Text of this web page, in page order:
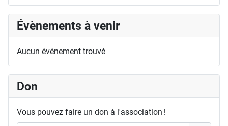
Évènements à venir
Aucun événement trouvé
Don
Vous pouvez faire un don à l'association !